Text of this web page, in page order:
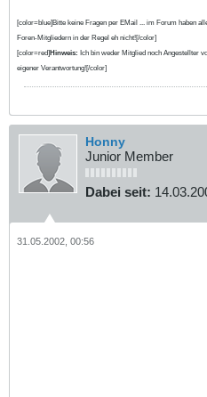
[color=blue]Bitte keine Fragen per EMail ... im Forum haben
Foren-Mitgliedern in der Regel eh nicht![/color]
[color=red] Hinweis: Ich bin weder Mitglied noch Angestellter
eigener Verantwortung![/color]
Honny
Junior Member
Dabei seit:
31.05.2002, 00:56